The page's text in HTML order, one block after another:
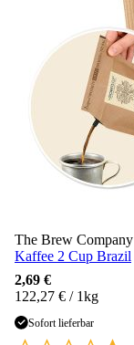
The Brew Company
Kaffee 2 Cup Brazil
2,69 €
122,27 € / 1kg
Sofort lieferbar